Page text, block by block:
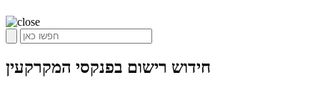
חידוש רישום בפנקסי המקרקעין